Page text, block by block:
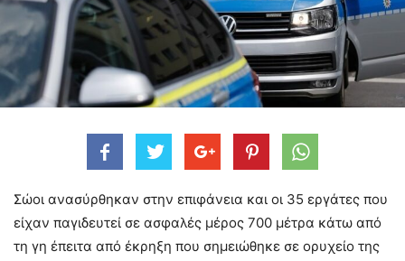
Σώοι ανασύρθηκαν στην επιφάνεια και οι 35 εργάτες που
είχαν παγιδευτεί σε ασφαλές μέρος 700 μέτρα κάτω από
τη γη έπειτα από έκρηξη που σημειώθηκε σε ορυχείο της